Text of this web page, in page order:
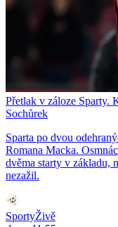
Přetlak v záloze Sparty.
Sochůrek
Sparta po dvou
Romana Macka.
dvěma starty v základu,
nezažil.
SportyŽivě